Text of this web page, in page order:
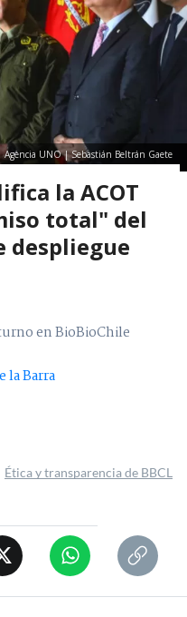
Agencia UNO | Sebastián Beltrán Gaete
la ACOT
total" del
despliegue
en BioBioChile
la Barra
Ética y transparencia de BBCL